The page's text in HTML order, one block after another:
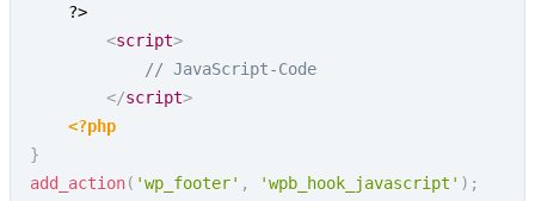
<script>
// JavaScript-Code
</script>
<?php
}
add_action( 'wp_footer' , 'wpb_hook_javascript' ) ;